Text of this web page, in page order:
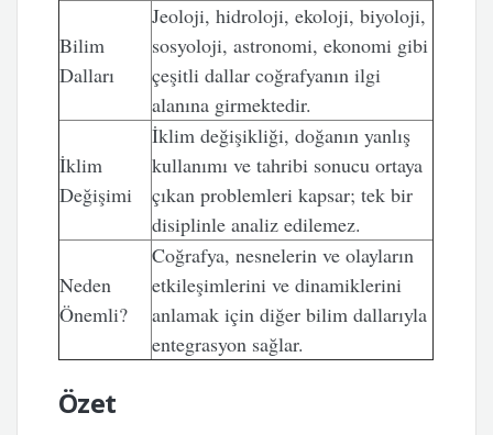
Bilim
Dalları
Jeoloji, hidroloji, ekoloji, biyoloji,
sosyoloji, astronomi, ekonomi gibi
çeşitli dallar coğrafyanın ilgi
alanına girmektedir.
İklim
Değişimi
İklim değişikliği, doğanın yanlış
kullanımı ve tahribi sonucu ortaya
çıkan problemleri kapsar; tek bir
disiplinle analiz edilemez.
Neden
Önemli?
Coğrafya, nesnelerin ve olayların
etkileşimlerini ve dinamiklerini
anlamak için diğer bilim dallarıyla
entegrasyon sağlar.
Özet